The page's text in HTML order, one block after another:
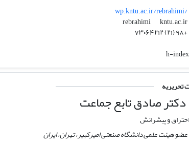
wp.kntu.ac.ir/rebrahimi/
rebrahimi
kntu.ac.ir
+۹۸ (۲۱) ۷۳۰۶۴۲۱۲
h-
تحریریه
دکتر صادق تابع جماعت
احتراق و پیشرانش
عضو هیئت علمی دانشگاه صنعتی امیرکبیر، تهران، ایران